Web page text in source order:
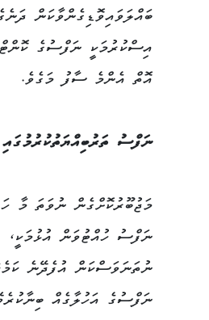
ބައްލަވައިވޮޑިގެންވާކަން
އިސްކުރުމަކީ ނަފްސުގެ
އޮތް އެންމެ ސާފު މަގެވެ.
ނަފްސު
މަޖުބޫރުކޮށްގެން ނުވަތަ މާ
ނަފްސު ހުއްޓުވަން އުޅުމަކީ،
ނުތަނަވަސްކަން އުފެދޭނެ
ނަފްސުގެ އަހުލާގެއް